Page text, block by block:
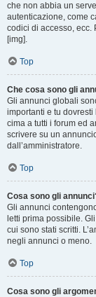
che non abbia un
autenticazione, come
codici di accesso, ecc.
[img].
Top
Che cosa sono gli
Gli annunci globali
importanti e tu
cima a tutti i forum ed
scrivere su un
dall’amministratore.
Top
Cosa sono gli
Gli annunci
letti prima possibile.
cui sono stati scritti.
negli annunci o meno.
Top
Cosa sono gli